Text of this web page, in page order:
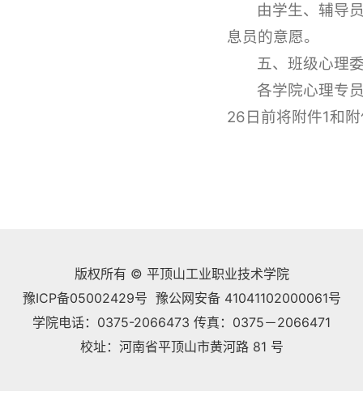
由学生、辅导
息员的意愿。
五、班级心理
各学院心理专
26日前将附件1和
版权所有 © 平顶山工业职业技术学院
豫ICP备05002429号 豫公网安备 41041102000061号
学院电话：0375-2066473 传真：0375－2066471
校址：河南省平顶山市黄河路 81 号